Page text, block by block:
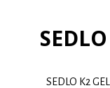
SEDLO K2